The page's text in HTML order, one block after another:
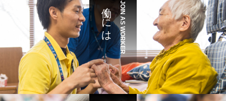
JOIN AS WORKER
働くには